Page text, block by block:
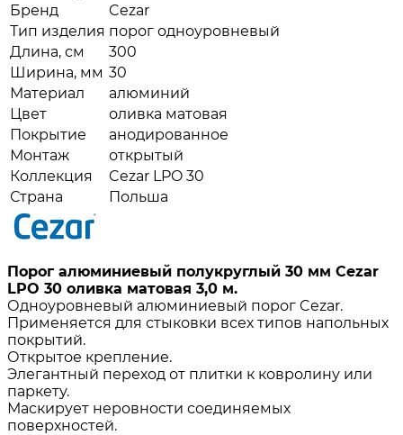
Бренд
Cezar
Тип изделия порог одноуровневый
Длина, см
300
Ширина, мм 30
Материал
алюминий
Цвет
оливка матовая
Покрытие
анодированное
Монтаж
открытый
Коллекция
Cezar LPO 30
Страна
Польша
Порог алюминиевый полукруглый 30 мм Cezar
LPO 30 оливка матовая 3,0 м.
Одноуровневый алюминиевый порог Cezar.
Применяется для стыковки всех типов напольных
покрытий.
Открытое крепление.
Элегантный переход от плитки к ковролину или
паркету.
Маскирует неровности соединяемых
поверхностей.